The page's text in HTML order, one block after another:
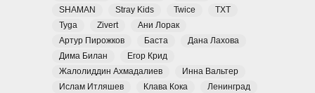
SHAMAN
Stray Kids Twice
TXT
Tyga
Zivert
Ани Лорак
Артур Пирожков
Баста
Дана Лахова
Дима Билан
Егор Крид
Жалолиддин Ахмадалиев
Инна Вальтер
Ислам Итляшев
Клава Кока
Ленинград